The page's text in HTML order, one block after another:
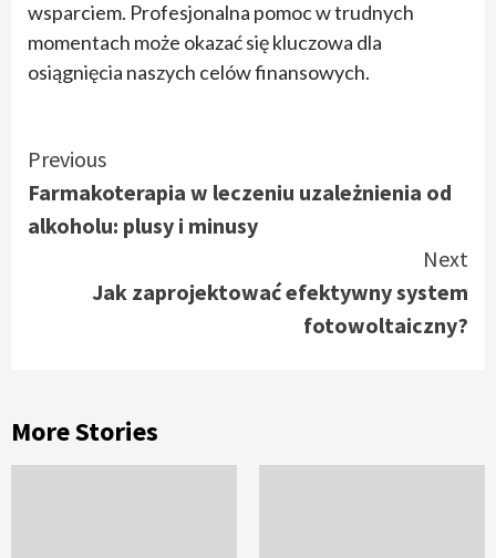
wsparciem. Profesjonalna pomoc w trudnych
momentach może okazać się kluczowa dla
osiągnięcia naszych celów finansowych.
Continue
Reading
Previous
Farmakoterapia w leczeniu uzależnienia od
alkoholu: plusy i minusy
Next
Jak zaprojektować efektywny system
fotowoltaiczny?
More Stories